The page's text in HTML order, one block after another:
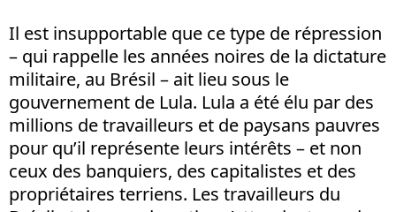
Il est insupportable que ce type de répression
– qui rappelle les années noires de la dictature
militaire, au Brésil – ait lieu sous le
gouvernement de Lula. Lula a été élu par des
millions de travailleurs et de paysans pauvres
pour qu’il représente leurs intérêts – et non
ceux des banquiers, des capitalistes et des
propriétaires terriens. Les travailleurs du